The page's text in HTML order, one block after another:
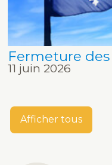
Fermeture
11 juin 2026
Afficher tous